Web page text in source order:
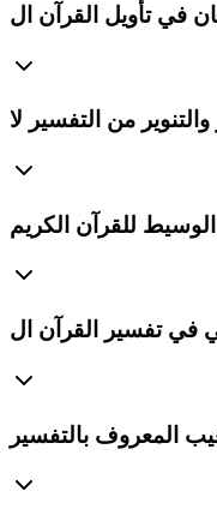
في تأويل القرآن ال
والتنوير من التفسير لا
الوسيط للقرآن الكريم
في تفسير القرآن ال
المعروف بالتفسير